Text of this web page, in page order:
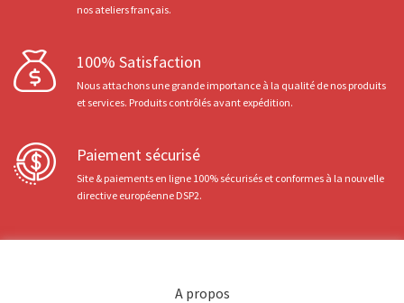
nos ateliers français.
100% Satisfaction
Nous attachons une grande importance à la qualité de nos produits
et services. Produits contrôlés avant expédition.
Paiement sécurisé
Site & paiements en ligne 100% sécurisés et conformes à la nouvelle
directive européenne DSP2.
A propos